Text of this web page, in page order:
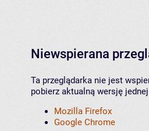
Niewspierana
Ta przeglądarka nie jest
pobierz aktualną wersję
Mozilla Firefox
Google Chrome